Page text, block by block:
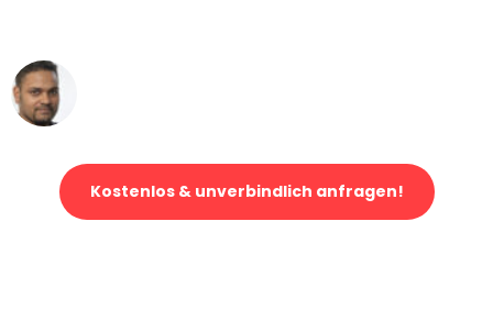
Kostenlos & unverbindlich anfragen!